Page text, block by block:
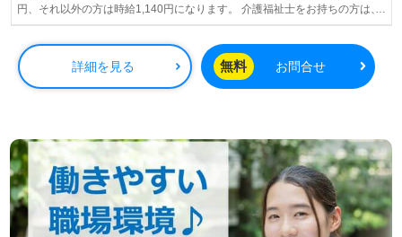
円、それ以外の方は時給1,140円になります。 介護福祉士をお持ちの方は、
非常勤で3万円、契約職員で5万円、常勤で10万円の転職支援金を支給致し
ます。
詳細を見る 無料 お問合せ